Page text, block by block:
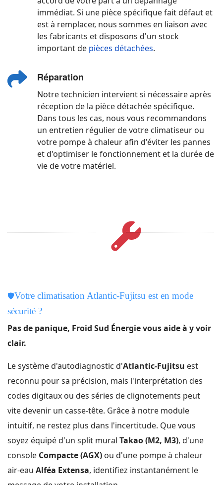
immédiat. Si une pièce spécifique fait défaut et
est à remplacer, nous sommes en liaison avec
les fabricants et disposons d'un stock
important de pièces détachées.
Réparation
Notre technicien intervient si nécessaire après
réception de la pièce détachée spécifique.
Dans tous les cas, nous vous recommandons
un entretien régulier de votre climatiseur ou
votre pompe à chaleur afin d'éviter les pannes
et d'optimiser le fonctionnement et la durée de
vie de votre matériel.
🛡️Votre climatisation Atlantic-Fujitsu est en mode
sécurité ?
Pas de panique, Froid Sud Énergie vous aide à y voir
clair.
Le système d'autodiagnostic d'Atlantic-Fujitsu est
reconnu pour sa précision, mais l'interprétation des
codes digitaux ou des séries de clignotements peut
vite devenir un casse-tête. Grâce à notre module
intuitif, ne restez plus dans l'incertitude. Que vous
soyez équipé d'un split mural Takao (M2, M3), d'une
console Compacte (AGX) ou d'une pompe à chaleur
air-eau Alféa Extensa, identifiez instantanément le